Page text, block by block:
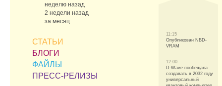
неделю назад
2 недели назад
за месяц
СТАТЬИ
БЛОГИ
ФАЙЛЫ
ПРЕСС-РЕЛИЗЫ
11:15
Опубликован NBD-
VRAM
12:00
D-Wave пообещала
создавать в 2032 году
универсальный